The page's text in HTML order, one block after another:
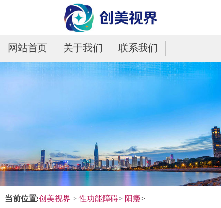
网站首页 关于我们 联系我们
当前位置:创美视界 >性功能障碍> 阳痿>